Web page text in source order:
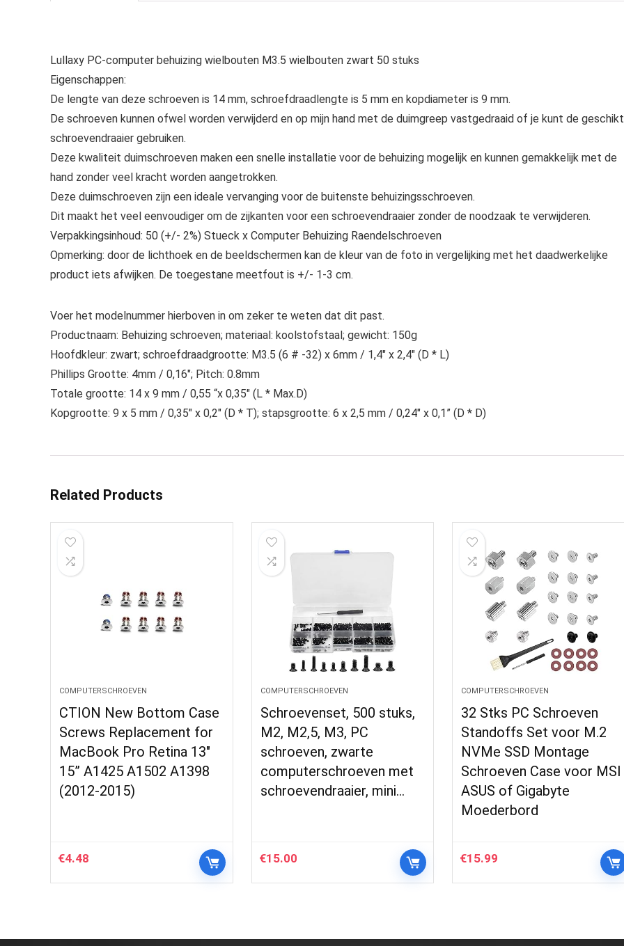
Lullaxy PC-computer behuizing wielbouten M3.5 wielbouten zwart 50 stuks
Eigenschappen:
De lengte van deze schroeven is 14 mm, schroefdraadlengte is 5 mm en kopdiameter is 9 mm.
De schroeven kunnen ofwel worden verwijderd en op mijn hand met de duimgreep vastgedraaid of je kunt de
schroevendraaier gebruiken.
Deze kwaliteit duimschroeven maken een snelle installatie voor de behuizing mogelijk en kunnen gemakkelijk met de
hand zonder veel kracht worden aangetrokken.
Deze duimschroeven zijn een ideale vervanging voor de buitenste behuizingsschroeven.
Dit maakt het veel eenvoudiger om de zijkanten voor een schroevendraaier zonder de noodzaak te verwijderen.
Verpakkingsinhoud: 50 (+/- 2%) Stueck x Computer Behuizing Raendelschroeven
Opmerking: door de lichthoek en de beeldschermen kan de kleur van de foto in vergelijking met het daadwerkelijke
product iets afwijken. De toegestane meetfout is +/- 1-3 cm.
Voer het modelnummer hierboven in om zeker te weten dat dit past.
Productnaam: Behuizing schroeven; materiaal: koolstofstaal; gewicht: 150g
Hoofdkleur: zwart; schroefdraadgrootte: M3.5 (6 # -32) x 6mm / 1,4″ x 2,4″ (D * L)
Phillips Grootte: 4mm / 0,16″; Pitch: 0.8mm
Totale grootte: 14 x 9 mm / 0,55 “x 0,35″ (L * Max.D)
Kopgrootte: 9 x 5 mm / 0,35″ x 0,2″ (D * T); stapsgrootte: 6 x 2,5 mm / 0,24″ x 0,1” (D * D)
Related Products
COMPUTERSCHROEVEN
CTION New Bottom Case
Screws Replacement for
MacBook Pro Retina 13″
15” A1425 A1502 A1398
(2012-2015)
€4.48
COMPUTERSCHROEVEN
Schroevenset, 500 stuks,
M2, M2,5, M3, PC
schroeven, zwarte
computerschroeven met
schroevendraaier, mini…
€15.00
COMPUTERSCHROEVEN
32 Stks PC Schroeven
Standoffs Set voor M.2
NVMe SSD Montage
Schroeven Case voor MSI
ASUS of Gigabyte
Moederbord
€15.99